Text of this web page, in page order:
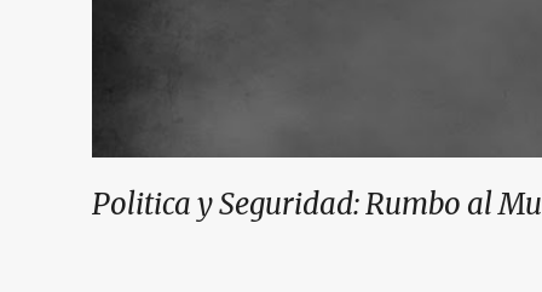
Politica y Seguridad: Rumbo al